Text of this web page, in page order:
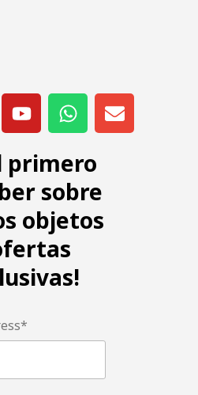
primero
sobre
objetos